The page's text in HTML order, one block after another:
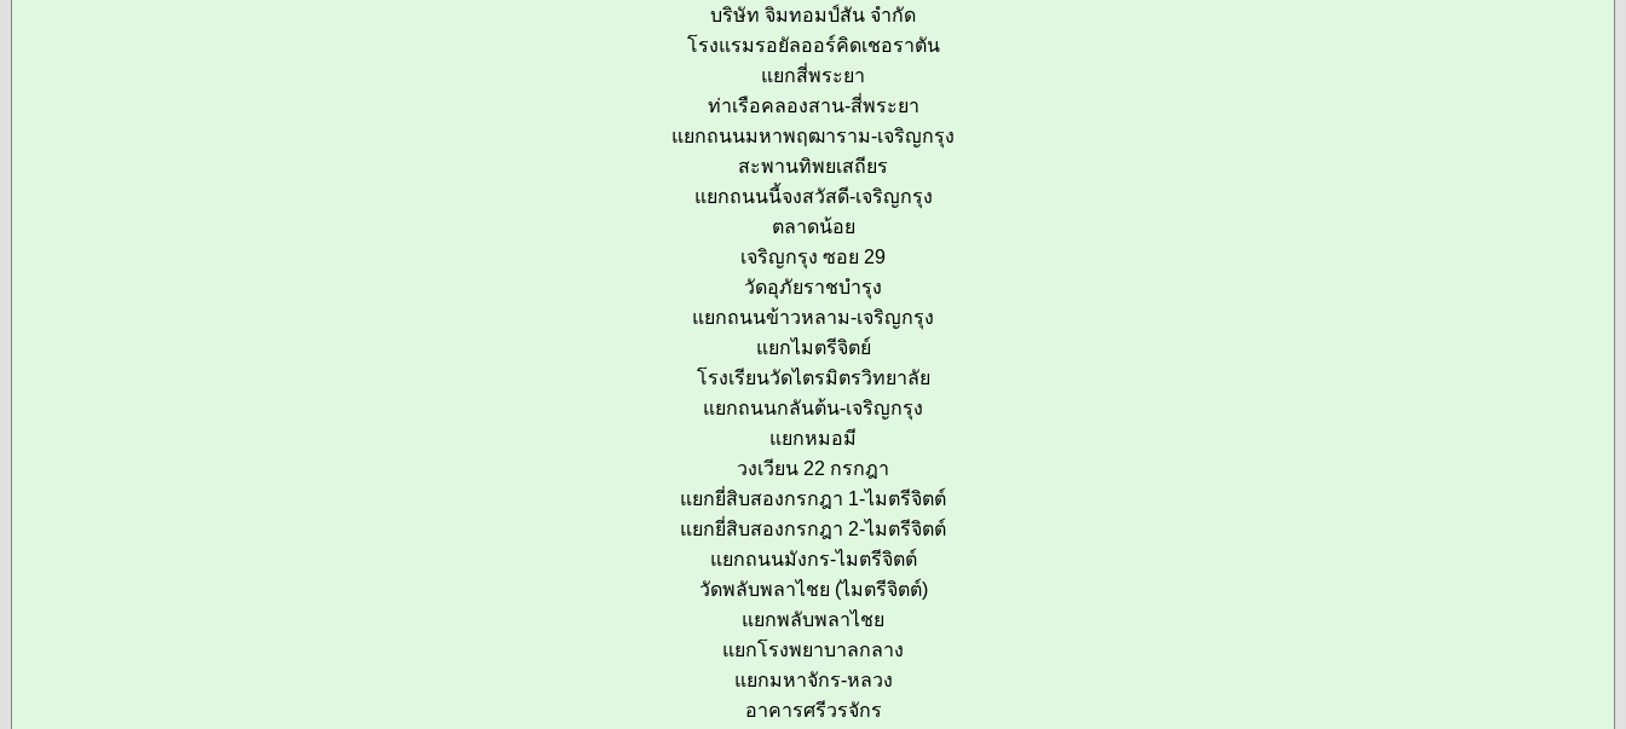
บริษัท จิมทอมป์สัน จำกัด
โรงแรมรอยัลออร์คิดเชอราตัน
แยกสี่พระยา
ท่าเรือคลองสาน-สี่พระยา
แยกถนนมหาพฤฒาราม-เจริญกรุง
สะพานทิพยเสถียร
แยกถนนนี้จงสวัสดี-เจริญกรุง
ตลาดน้อย
เจริญกรุง ซอย 29
วัดอุภัยราชบำรุง
แยกถนนข้าวหลาม-เจริญกรุง
แยกไมตรีจิตย์
โรงเรียนวัดไตรมิตรวิทยาลัย
แยกถนนกลันต้น-เจริญกรุง
แยกหมอมี
วงเวียน 22 กรกฎา
แยกยี่สิบสองกรกฎา 1-ไมตรีจิตต์
แยกยี่สิบสองกรกฎา 2-ไมตรีจิตต์
แยกถนนมังกร-ไมตรีจิตต์
วัดพลับพลาไชย (ไมตรีจิตต์)
แยกพลับพลาไชย
แยกโรงพยาบาลกลาง
แยกมหาจักร-หลวง
อาคารศรีวรจักร